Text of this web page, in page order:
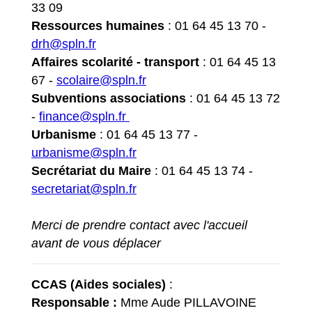
33 09​​​​​​​
Ressources humaines : 01 64 45 13 70 -
drh@spln.fr
Affaires scolarité - transport : 01 64 45 13
67 - scolaire@spln.fr
Subventions associations : 01 64 45 13 72
- finance@spln.fr
Urbanisme : 01 64 45 13 77 -
urbanisme@spln.fr
Secrétariat du Maire : 01 64 45 13 74 -
secretariat@spln.fr
Merci de prendre contact avec l'accueil
avant de vous déplacer
CCAS (Aides sociales) :
Responsable : Mme Aude PILLAVOINE